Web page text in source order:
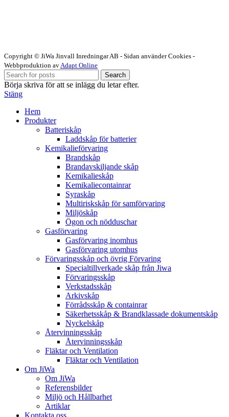
Copyright © JiWa Jinvall Inredningar AB - Sidan använder Cookies -
Webbproduktion avAdapt Online
Search
Börja skriva för att se inlägg du letar efter.
Stäng
Hem
Produkter
Batteriskåp
Laddskåp för batterier
Kemikalieförvaring
Brandskåp
Brandavskiljande skåp
Kemikalieskåp
Kemikaliecontainrar
Syraskåp
Multiriskskåp för samförvaring
Miljöskåp
Ögon och nödduschar
Gasförvaring
Gasförvaring inomhus
Gasförvaring utomhus
Förvaringsskåp och övrig Förvaring
Specialtillverkade skåp från Jiwa
Förvaringsskåp
Verkstadsskåp
Arkivskåp
Förrådsskåp & containrar
Säkerhetsskåp & Brandklassade dokumentskåp
Nyckelskåp
Återvinningsskåp
Återvinningsskåp
Fläktar och Ventilation
Fläktar och Ventilation
Om JiWa
Om JiWa
Referensbilder
Miljö och Hållbarhet
Artiklar